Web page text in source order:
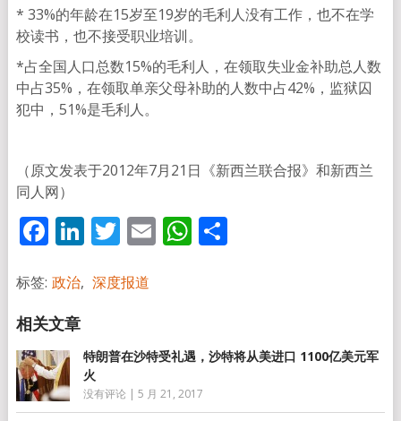
* 33%的年龄在15岁至19岁的毛利人没有工作，也不在学
校读书，也不接受职业培训。
*占全国人口总数15%的毛利人，在领取失业金补助总人数
中占35%，在领取单亲父母补助的人数中占42%，监狱囚
犯中，51%是毛利人。
（原文发表于2012年7月21日《新西兰联合报》和新西兰
同人网）
Facebook
LinkedIn
Twitter
EmailWhatsApp
分
标签: 政治, 深度报道
特朗普在沙特受礼遇，沙特将从美进口 1100亿美元军
火
没有评论 | 5 月 21, 2017